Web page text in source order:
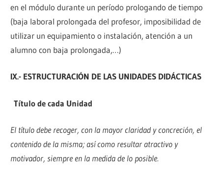
en el módulo durante un período prologando de tiempo
(baja laboral prolongada del profesor, imposibilidad de
utilizar un equipamiento o instalación, atención a un
alumno con baja prolongada,…)
IX.- ESTRUCTURACIÓN DE LAS UNIDADES DIDÁCTICAS
Título de cada Unidad
El título debe recoger, con la mayor claridad y concreción, el
contenido de la misma; así como resultar atractivo y
motivador, siempre en la medida de lo posible.